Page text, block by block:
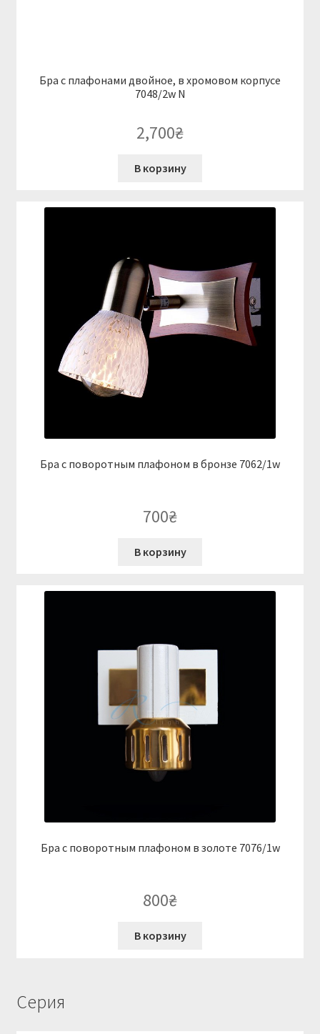
Бра с плафонами двойное, в хромовом корпусе
7048/2w N
2,700₴
В корзину
Бра с поворотным плафоном в бронзе 7062/1w
700₴
В корзину
Бра с поворотным плафоном в золоте 7076/1w
800₴
В корзину
Серия